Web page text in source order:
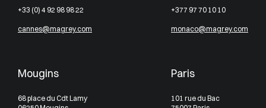
+33 (0) 4 92 98 98 22
cannes@magrey.com
+377 97 70 10 10
monaco@magrey.com
Mougins
68 place du Cdt Lamy
Paris
101 rue du Bac